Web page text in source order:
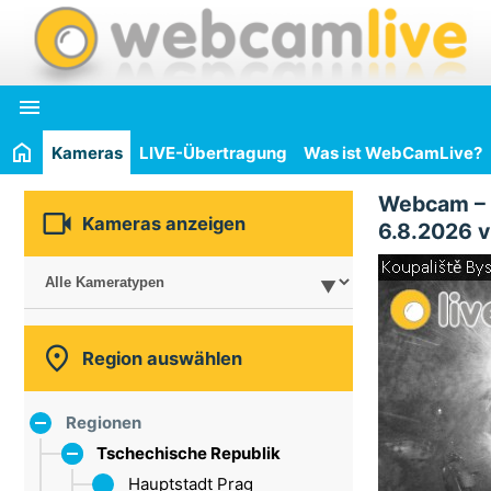

Kameras LIVE-Übertragung Was ist WebCamLive?
 Kameras anzeigen
 Region auswählen
Regionen
Tschechische Republik
Hauptstadt Prag
Webcam –
6.8.2026